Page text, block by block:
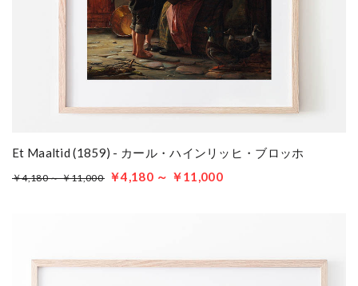
Et Maaltid (1859) - カール・ハインリッヒ・ブロッホ
￥4,180 ～ ￥11,000 ￥4,180 ～ ￥11,000